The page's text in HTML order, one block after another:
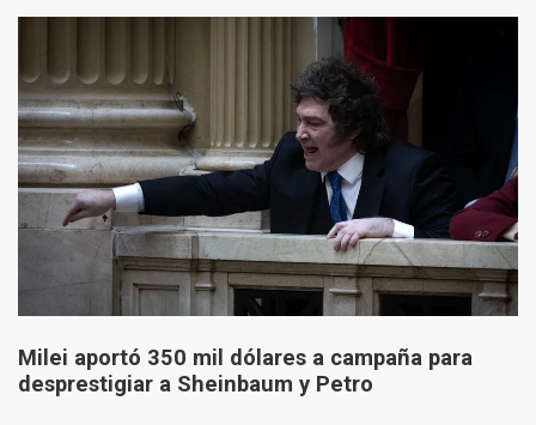
Milei aportó 350 mil dólares a campaña para
desprestigiar a Sheinbaum y Petro